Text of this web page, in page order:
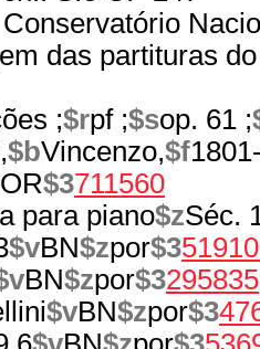
das partituras
;$rpf ;$sop. 61 ;
$bVincenzo,$f
$3711560
para piano$zSéc.
$vBN$zpor$3
BN$zpor$3295835
$vBN$zpor$3